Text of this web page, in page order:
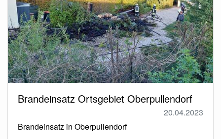
Brandeinsatz Ortsgebiet Oberpullendorf
20.04.2023
Brandeinsatz in Oberpullendorf